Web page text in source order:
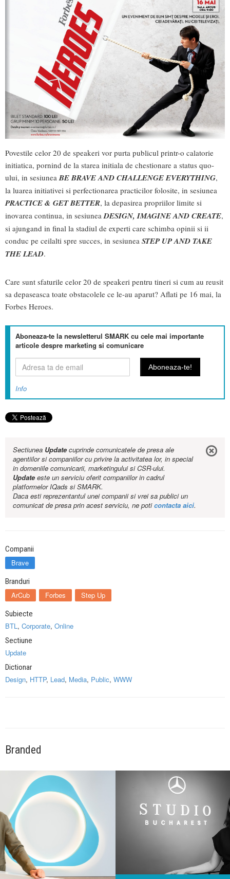
Povestile celor 20 de speakeri vor purta publicul printr-o calatorie
initiatica, pornind de la starea initiala de chestionare a status quo-
ului, in sesiunea BE BRAVE AND CHALLENGE EVERYTHING,
la luarea initiativei si perfectionarea practicilor folosite, in sesiunea
PRACTICE & GET BETTER, la depasirea propriilor limite si
inovarea continua, in sesiunea DESIGN, IMAGINE AND CREATE,
si ajungand in final la stadiul de experti care schimba opinii si ii
conduc pe ceilalti spre succes, in sesiunea STEP UP AND TAKE
THE LEAD.
Care sunt sfaturile celor 20 de speakeri pentru tineri si cum au reusit
sa depaseasca toate obstacolele ce le-au aparut? Aflati pe 16 mai, la
Forbes Heroes.
Aboneaza-te la newsletterul SMARK cu cele mai importante
articole despre marketing si comunicare
Info
Sectiunea Updatecuprinde comunicatele de presa ale
agentiilor si companiilor cu privire la activitatea lor, in special
in domeniile comunicarii, marketingului si CSR-ului.
Updateeste un serviciu oferit companiilor in cadrul
platformelor IQads si SMARK.
Daca esti reprezentantul unei companii si vrei sa publici un
comunicat de presa prin acest serviciu, ne poticontacta aici.
Companii
Brave
Branduri
ArCub Forbes Step Up
Subiecte
BTL, Corporate, Online
Sectiune
Update
Dictionar
Design, HTTP, Lead, Media, Public, WWW
Branded